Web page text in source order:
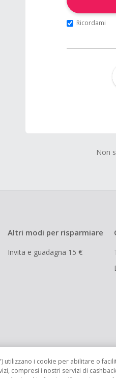
Ricordami
Non
Altri modi per risparmiare
Invita e guadagna 15 €
i cookie per abilitare o
compresi i nostri servizi di